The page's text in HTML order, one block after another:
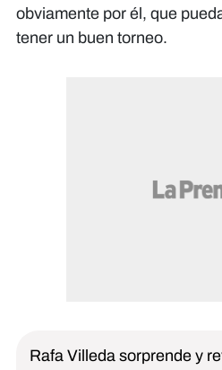
obviamente por él, que
tener un buen torneo.
Rafa Villeda sorprende y